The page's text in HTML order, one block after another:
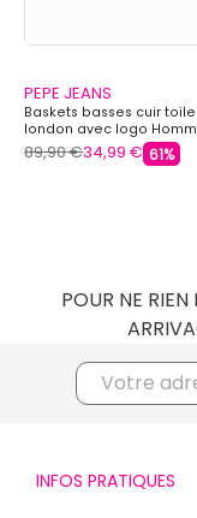
PEPE JEANS
Baskets basses cuir
london avec logo
JEANS
89,90 €34,99 € 61%
POUR NE
INFOS PRATIQUES